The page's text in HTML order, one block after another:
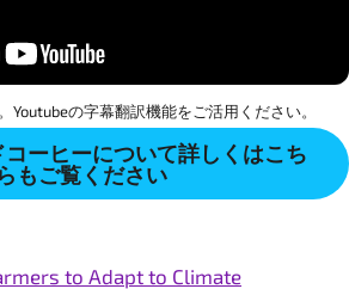
の字幕翻訳機能をご活用ください。
ーヒーについて詳しくはこち
らもご覧ください
to Adapt to Climate